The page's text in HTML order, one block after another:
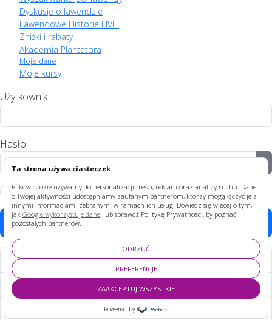
Ta strona używa ciasteczek
Plików cookie używamy do personalizacji treści, reklam oraz analizy ruchu. Dane
o Twojej aktywności udostępniamy zaufanym partnerom, którzy mogą łączyć je z
innymi informacjami zebranymi w ramach ich usług. Dowiedz się więcej o tym,
jak Google wykorzystuje dane, lub sprawdź Politykę Prywatności, by poznać
pozostałych partnerów.
ODRZUĆ
PREFERENCJE
ZAAKCEPTUJ WSZYSTKIE
Powered by
Dyskusje o lawendzie
Lawendowe Historie LIVE!
Zniżki i rabaty
Akademia Plantatora
Moje dane
Moje kursy
Użytkownik
Hasło
Zapamiętaj
Zaloguj
Nie pamiętasz hasła?
Nie pamiętasz nazwy?